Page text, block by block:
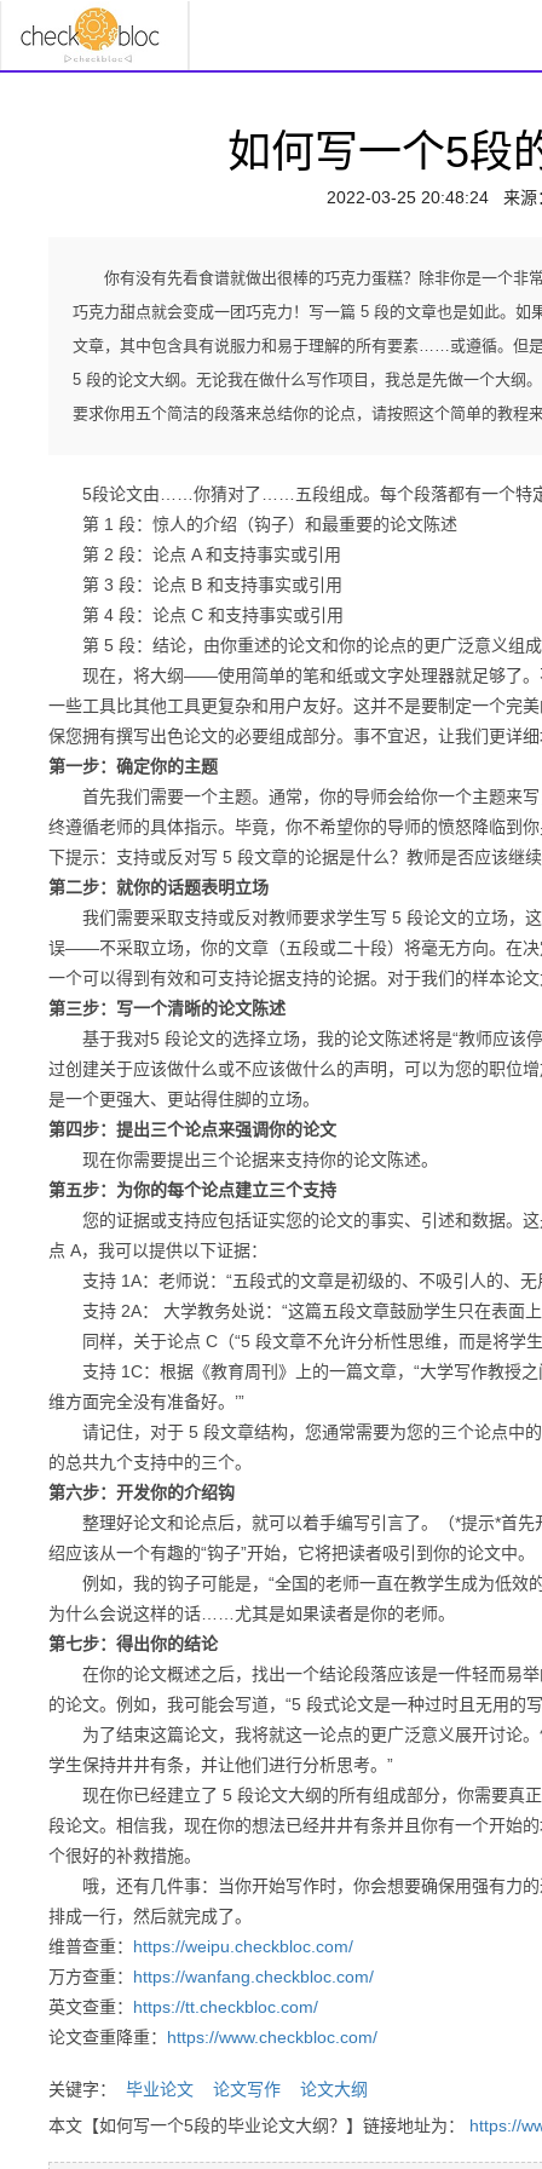
如何写一个5段
2022-03-25 20:48:24来源
你有没有先看食谱就做出很棒的巧克力蛋糕？除非你是一个非
巧克力甜点就会变成一团巧克力！写一篇 5 段的文章也是如此。
文章，其中包含具有说服力和易于理解的所有要素……或遵循。但
5 段的论文大纲。无论我在做什么写作项目，我总是先做一个大纲
要求你用五个简洁的段落来总结你的论点，请按照这个简单的教程
5段论文由……你猜对了……五段组成。每个段落都有一个特
第 1 段：惊人的介绍（钩子）和最重要的论文陈述
第 2 段：论点 A 和支持事实或引用
第 3 段：论点 B 和支持事实或引用
第 4 段：论点 C 和支持事实或引用
第 5 段：结论，由你重述的论文和你的论点的更广泛意义组成
现在，将大纲——使用简单的笔和纸或文字处理器就足够了。
一些工具比其他工具更复杂和用户友好。这并不是要制定一个完
保您拥有撰写出色论文的必要组成部分。事不宜迟，让我们更详
第一步：确定你的主题
首先我们需要一个主题。通常，你的导师会给你一个主题来写
终遵循老师的具体指示。毕竟，你不希望你的导师的愤怒降临到
下提示：支持或反对写 5 段文章的论据是什么？教师是否应该继
第二步：就你的话题表明立场
我们需要采取支持或反对教师要求学生写 5 段论文的立场，
误——不采取立场，你的文章（五段或二十段）将毫无方向。在
一个可以得到有效和可支持论据支持的论据。对于我们的样本论
第三步：写一个清晰的论文陈述
基于我对5 段论文的选择立场，我的论文陈述将是“教师应该停
过创建关于应该做什么或不应该做什么的声明，可以为您的职位
是一个更强大、更站得住脚的立场。
第四步：提出三个论点来强调你的论文
现在你需要提出三个论据来支持你的论文陈述。
第五步：为你的每个论点建立三个支持
您的证据或支持应包括证实您的论文的事实、引述和数据。这
点 A，我可以提供以下证据：
支持 1A：老师说：“五段式的文章是初级的、不吸引人的、无
支持 2A： 大学教务处说：“这篇五段文章鼓励学生只在表面
同样，关于论点 C（“5 段文章不允许分析性思维，而是将学
支持 1C：根据《教育周刊》上的一篇文章，“大学写作教授之
维方面完全没有准备好。’”
请记住，对于 5 段文章结构，您通常需要为您的三个论点中
的总共九个支持中的三个。
第六步：开发你的介绍钩
整理好论文和论点后，就可以着手编写引言了。（*提示*首先
绍应该从一个有趣的“钩子”开始，它将把读者吸引到你的论文中。
例如，我的钩子可能是，“全国的老师一直在教学生成为低效
为什么会说这样的话……尤其是如果读者是你的老师。
第七步：得出你的结论
在你的论文概述之后，找出一个结论段落应该是一件轻而易举
的论文。例如，我可能会写道，“5 段式论文是一种过时且无用的
为了结束这篇论文，我将就这一论点的更广泛意义展开讨论。
学生保持井井有条，并让他们进行分析思考。”
现在你已经建立了 5 段论文大纲的所有组成部分，你需要真
段论文。相信我，现在你的想法已经井井有条并且你有一个开始
个很好的补救措施。
哦，还有几件事：当你开始写作时，你会想要确保用强有力的
排成一行，然后就完成了。
维普查重： https://weipu.checkbloc.com/
万方查重： https://wanfang.checkbloc.com/
英文查重： https://tt.checkbloc.com/
论文查重降重： https://www.checkbloc.com/
关键字： 毕业论文 论文写作
论文大纲
本文【如何写一个5段的毕业论文大纲？】链接地址为： https://